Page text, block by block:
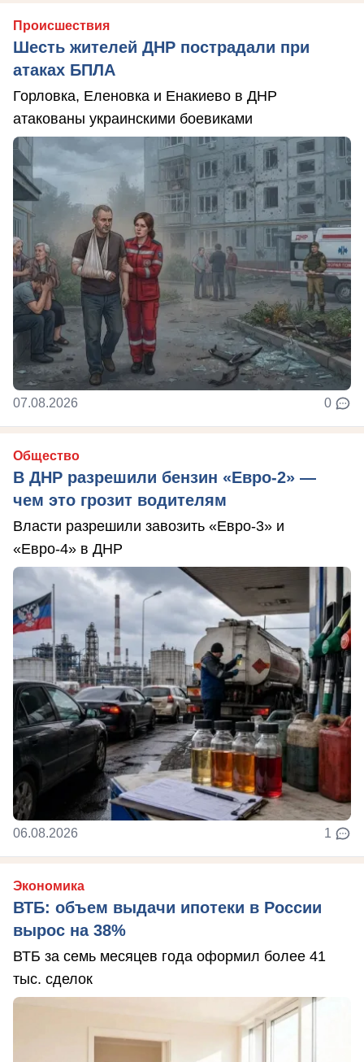
Происшествия
Шесть жителей ДНР пострадали при
атаках БПЛА
Горловка, Еленовка и Енакиево в ДНР
атакованы украинскими боевиками
07.08.2026 0
Общество
В ДНР разрешили бензин «Евро-2» —
чем это грозит водителям
Власти разрешили завозить «Евро-3» и
«Евро-4» в ДНР
06.08.2026 1
Экономика
ВТБ: объем выдачи ипотеки в России
вырос на 38%
ВТБ за семь месяцев года оформил более 41
тыс. сделок